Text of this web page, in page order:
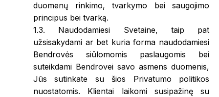
duomenų rinkimo, tvarkymo bei saugojimo
principus bei tvarką.
1.3. Naudodamiesi Svetaine, taip pat
užsisakydami ar bet kuria forma naudodamiesi
Bendrovės siūlomomis paslaugomis bei
suteikdami Bendrovei savo asmens duomenis,
Jūs sutinkate su šios Privatumo politikos
nuostatomis. Klientai laikomi susipažinę su